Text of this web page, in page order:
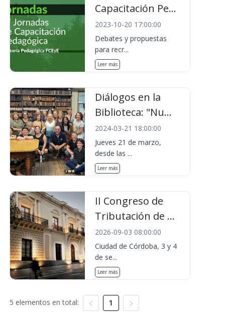
Capacitación Pe...
2023-10-20 17:00:00
Debates y propuestas
para recr...
Leer más
Diálogos en la
Biblioteca: "Nu...
2024-03-21 18:00:00
Jueves 21 de marzo,
desde las ...
Leer más
II Congreso de
Tributación de ...
2026-09-03 08:00:00
Ciudad de Córdoba, 3 y 4
de se...
Leer más
5 elementos en total: 1